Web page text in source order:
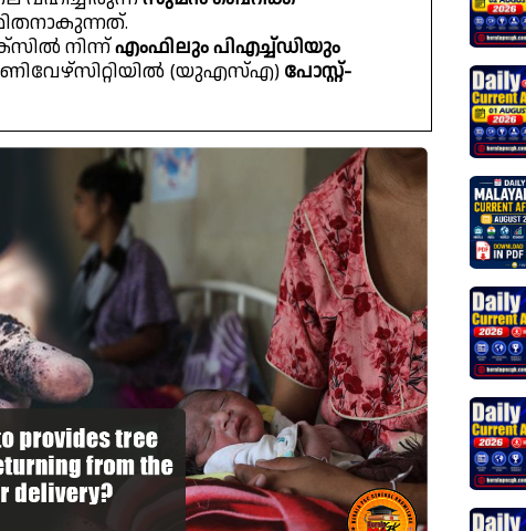
നിന്ന്എംഫിലും പിഎച്ച്ഡിയും
(യുഎസ്എ)പോസ്റ്റ്-